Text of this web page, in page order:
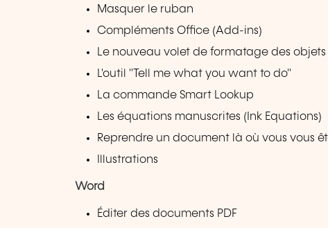
Masquer le ruban
Compléments Office (Add-ins)
Le nouveau volet de formatage des objets
L'outil "Tell me what you want to do"
La commande Smart Lookup
Les équations manuscrites (Ink Equations)
Reprendre un document là où vous vous
Illustrations
Word
Éditer des documents PDF